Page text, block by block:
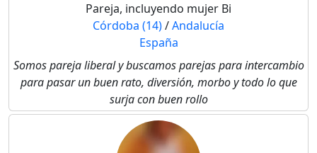
Pareja, incluyendo mujer Bi
Córdoba (14)/Andalucía
España
Somos pareja liberal y buscamos parejas para intercambio
para pasar un buen rato, diversión, morbo y todo lo que
surja con buen rollo